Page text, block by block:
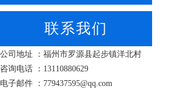
联系我们
公司地址 ：福州市罗源县起步镇洋北村
咨询电话 ：13110880629
电子邮件 ：779437595@qq.com